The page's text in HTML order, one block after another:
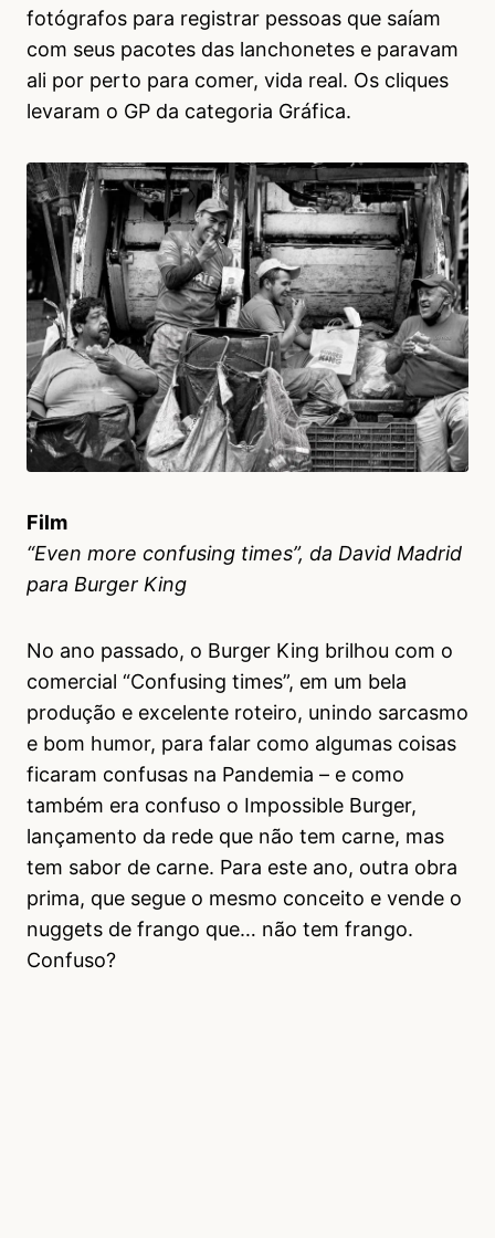
fotógrafos para registrar pessoas que saíam
com seus pacotes das lanchonetes e paravam
ali por perto para comer, vida real. Os cliques
levaram o GP da categoria Gráfica.
Film
“Even more confusing times”, da David Madrid
para Burger King
No ano passado, o Burger King brilhou com o
comercial “Confusing times”, em um bela
produção e excelente roteiro, unindo sarcasmo
e bom humor, para falar como algumas coisas
ficaram confusas na Pandemia – e como
também era confuso o Impossible Burger,
lançamento da rede que não tem carne, mas
tem sabor de carne. Para este ano, outra obra
prima, que segue o mesmo conceito e vende o
nuggets de frango que… não tem frango.
Confuso?